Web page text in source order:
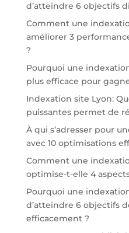
d’atteindre 6 objectifs
Comment une
améliorer 3
?
Pourquoi une
plus efficace pour
Indexation site Lyon:
puissantes permet de
À qui s’adresser pour
avec 10 optimisations
Comment une
optimise-t-elle 4
Pourquoi une
d’atteindre 6 objectifs
efficacement ?